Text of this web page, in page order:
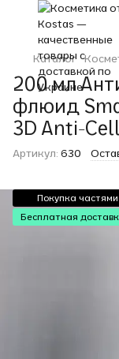
Каталог
200 мл
флюид
3D Anti-
Артикул: 630
Покупка частями
Бесплатная